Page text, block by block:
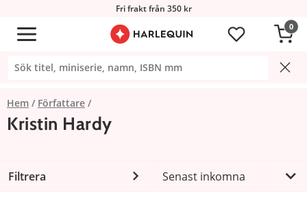
Fri frakt från 350 kr
0
Hem Författare
Kristin Hardy
Filtrera
Senast inkomna